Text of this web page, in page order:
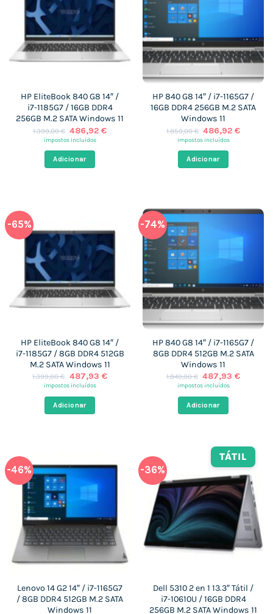
HP EliteBook 840 G8 14″ /
i7-1185G7 / 16GB DDR4
256GB M.2 SATA Windows 11
1.399,00€ O
preço
era:
1.399,00 €.
486,92€O
impostos incluídos
Adicionar
HP 840 G8 14″ / i7-1165G7 /
16GB DDR4 256GB M.2 SATA
Windows 11
1.859,00€ O
preço
era:
1.859,00 €.
486,92€O
impostos incluídos
Adicionar
-65%
HP EliteBook 840 G8 14″ /
i7-1185G7 / 8GB DDR4 512GB
M.2 SATA Windows 11
1.399,00€ O
preço
era:
1.399,00 €.
487,93 €O
impostos incluídos
Adicionar
-74%
HP 840 G8 14″ / i7-1165G7 /
8GB DDR4 512GB M.2 SATA
Windows 11
1.849,00€ O
preço
era:
1.849,00 €.
487,93€O
impostos incluídos
Adicionar
-46%
Lenovo 14 G2 14″ / i7-1165G7
/ 8GB DDR4 512GB M.2 SATA
Windows 11
-36%
TÁTIL
Dell 5310 2 en 1 13.3″ Tátil /
i7-10610U / 16GB DDR4
256GB M.2 SATA Windows 11